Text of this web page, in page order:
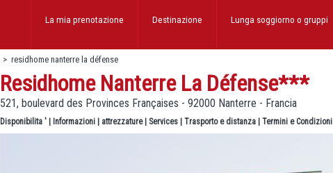
Lunga soggiorno o gruppi
Destinazione
La mia prenotazione
> residhome nanterre la défense
Residhome Nanterre La Défense***
521, boulevard des Provinces Françaises - 92000 Nanterre - Francia
Disponibilita ' Informazioni attrezzature| Services Trasporto e distanza Termini e Condizioni